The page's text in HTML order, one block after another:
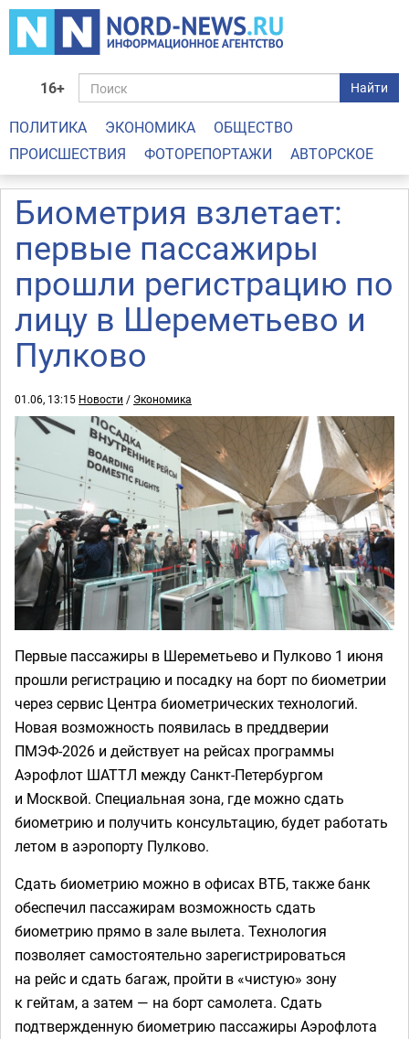
16+ Найти
ПОЛИТИКА ЭКОНОМИКА
ОБЩЕСТВО
ПРОИСШЕСТВИЯ
ФОТОРЕПОРТАЖИ АВТОРСКОЕ
Биометрия взлетает:
первые пассажиры
прошли регистрацию по
лицу в Шереметьево и
Пулково
01.06, 13:15 Новости / Экономика
Первые пассажиры в Шереметьево и Пулково 1 июня
прошли регистрацию и посадку на борт по биометрии
через сервис Центра биометрических технологий.
Новая возможность появилась в преддверии
ПМЭФ-2026 и действует на рейсах программы
Аэрофлот ШАТТЛ между Санкт-Петербургом
и Москвой. Специальная зона, где можно сдать
биометрию и получить консультацию, будет работать
летом в аэропорту Пулково.
Сдать биометрию можно в офисах ВТБ, также банк
обеспечил пассажирам возможность сдать
биометрию прямо в зале вылета. Технология
позволяет самостоятельно зарегистрироваться
на рейс и сдать багаж, пройти в «чистую» зону
к гейтам, а затем — на борт самолета. Сдать
подтвержденную биометрию пассажиры Аэрофлота